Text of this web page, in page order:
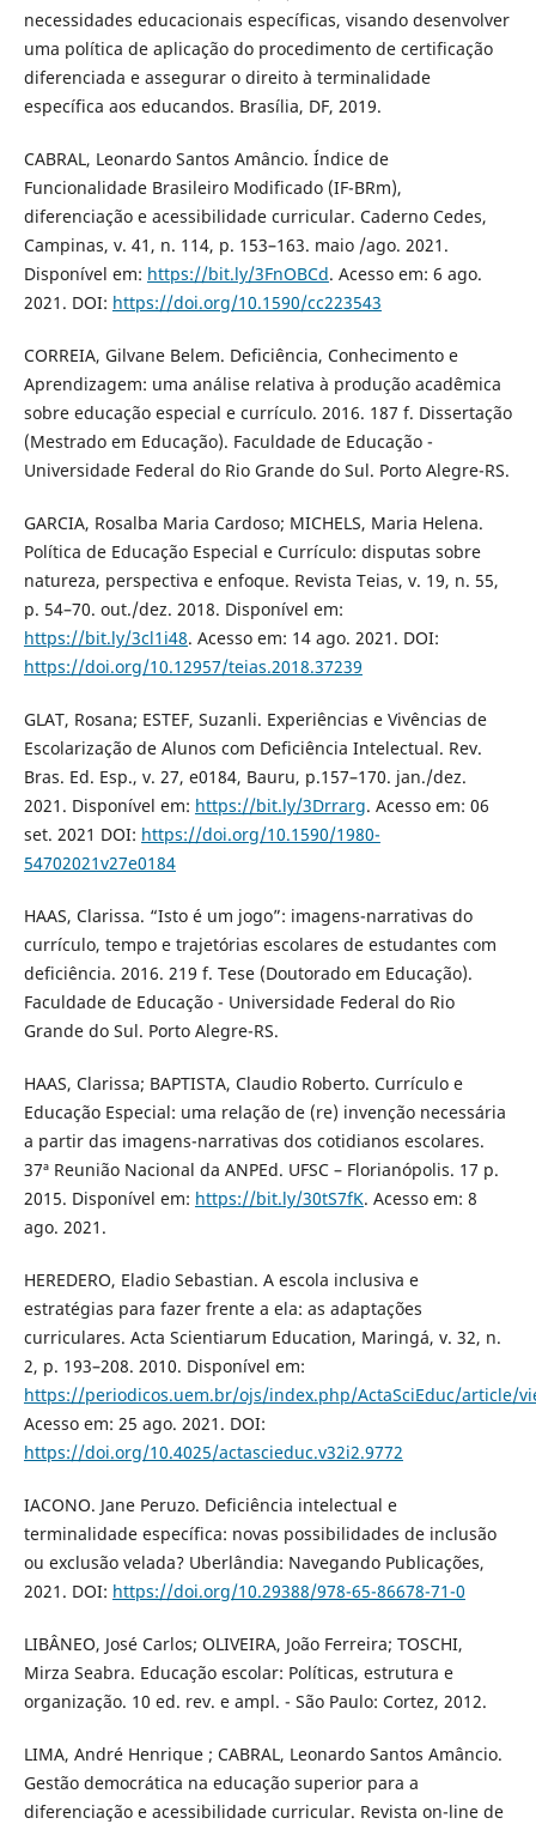
necessidades educacionais específicas, visando desenvolver
uma política de aplicação do procedimento de certificação
diferenciada e assegurar o direito à terminalidade
específica aos educandos. Brasília, DF, 2019.
CABRAL, Leonardo Santos Amâncio. Índice de
Funcionalidade Brasileiro Modificado (IF-BRm),
diferenciação e acessibilidade curricular. Caderno Cedes,
Campinas, v. 41, n. 114, p. 153–163. maio /ago. 2021.
Disponível em: https://bit.ly/3FnOBCd. Acesso em: 6 ago.
2021. DOI: https://doi.org/10.1590/cc223543
CORREIA, Gilvane Belem. Deficiência, Conhecimento e
Aprendizagem: uma análise relativa à produção acadêmica
sobre educação especial e currículo. 2016. 187 f. Dissertação
(Mestrado em Educação). Faculdade de Educação -
Universidade Federal do Rio Grande do Sul. Porto Alegre-RS.
GARCIA, Rosalba Maria Cardoso; MICHELS, Maria Helena.
Política de Educação Especial e Currículo: disputas sobre
natureza, perspectiva e enfoque. Revista Teias, v. 19, n. 55,
p. 54–70. out./dez. 2018. Disponível em:
https://bit.ly/3cl1i48. Acesso em: 14 ago. 2021. DOI:
https://doi.org/10.12957/teias.2018.37239
GLAT, Rosana; ESTEF, Suzanli. Experiências e Vivências de
Escolarização de Alunos com Deficiência Intelectual. Rev.
Bras. Ed. Esp., v. 27, e0184, Bauru, p.157–170. jan./dez.
2021. Disponível em: https://bit.ly/3Drrarg. Acesso em: 06
set. 2021 DOI: https://doi.org/10.1590/1980-
54702021v27e0184
HAAS, Clarissa. “Isto é um jogo”: imagens-narrativas do
currículo, tempo e trajetórias escolares de estudantes com
deficiência. 2016. 219 f. Tese (Doutorado em Educação).
Faculdade de Educação - Universidade Federal do Rio
Grande do Sul. Porto Alegre-RS.
HAAS, Clarissa; BAPTISTA, Claudio Roberto. Currículo e
Educação Especial: uma relação de (re) invenção necessária
a partir das imagens-narrativas dos cotidianos escolares.
37ª Reunião Nacional da ANPEd. UFSC – Florianópolis. 17 p.
2015. Disponível em: https://bit.ly/30tS7fK. Acesso em: 8
ago. 2021.
HEREDERO, Eladio Sebastian. A escola inclusiva e
estratégias para fazer frente a ela: as adaptações
curriculares. Acta Scientiarum Education, Maringá, v. 32, n.
2, p. 193–208. 2010. Disponível em:
https://periodicos.uem.br/ojs/index.php/ActaSciEduc/article/
Acesso em: 25 ago. 2021. DOI:
https://doi.org/10.4025/actascieduc.v32i2.9772
IACONO. Jane Peruzo. Deficiência intelectual e
terminalidade específica: novas possibilidades de inclusão
ou exclusão velada? Uberlândia: Navegando Publicações,
2021. DOI: https://doi.org/10.29388/978-65-86678-71-0
LIBÂNEO, José Carlos; OLIVEIRA, João Ferreira; TOSCHI,
Mirza Seabra. Educação escolar: Políticas, estrutura e
organização. 10 ed. rev. e ampl. - São Paulo: Cortez, 2012.
LIMA, André Henrique ; CABRAL, Leonardo Santos Amâncio.
Gestão democrática na educação superior para a
diferenciação e acessibilidade curricular. Revista on-line de